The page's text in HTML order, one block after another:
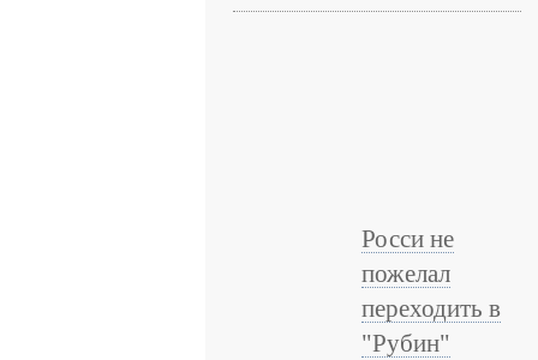
Росси не
пожелал
переходить в
"Рубин"